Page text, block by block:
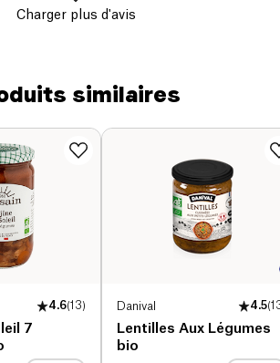
Charger plus d'avis
similaires
4.6(13)
7
Danival 4.5(
Lentilles Aux Légumes
bio